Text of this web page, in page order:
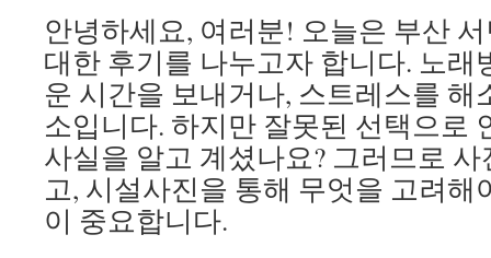
안녕하세요, 여러분! 오늘은 부산
대한 후기를 나누고자 합니다. 노래
운 시간을 보내거나, 스트레스를 해
소입니다. 하지만 잘못된 선택으로
사실을 알고 계셨나요? 그러므로
고, 시설사진을 통해 무엇을 고려해
이 중요합니다.